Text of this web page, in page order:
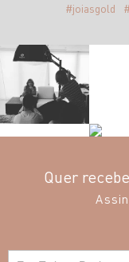
#joiasgold
Quer